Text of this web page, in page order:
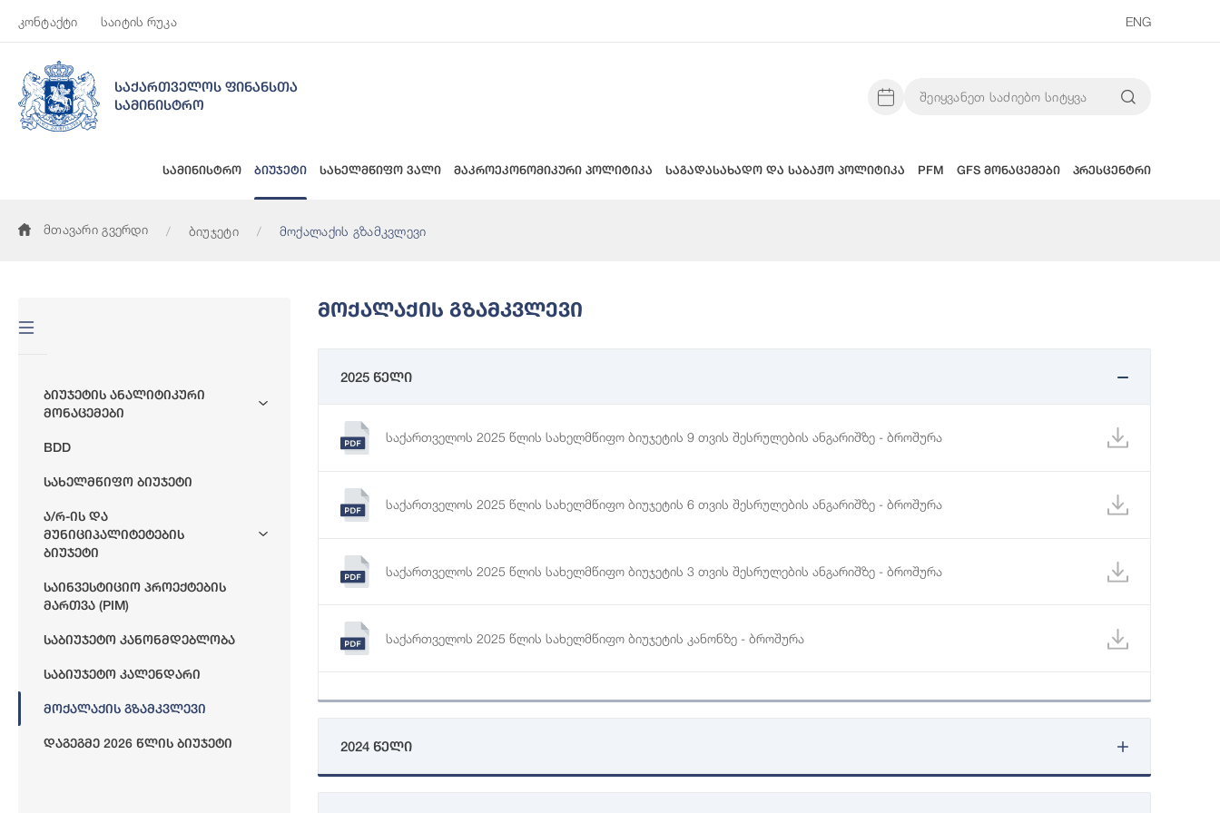
კონტაქტი საიტის რუკა ENG
საქართველოს ფინანსთა
სამინისტრო
სამინისტრო ბიუჯეტი სახელმწიფო ვალი მაკროეკონომიკური პოლიტიკა საგადასახადო და საბაჟო პოლიტიკა PFM GFS მონაცემები პრესცენტრი
მთავარი გვერდი ბიუჯეტი მოქალაქის გზამკვლევი
Ბიუჯეტის Ანალიტიკური
Მონაცემები
BDD
Სახელმწიფო Ბიუჯეტი
Ა/რ-Ის Და
Მუნიციპალიტეტების
Ბიუჯეტი
Საინვესტიციო Პროექტების
Მართვა (PIM)
Საბიუჯეტო Კანონმდებლობა
Საბიუჯეტო Კალენდარი
Მოქალაქის Გზამკვლევი
Დაგეგმე 2026 Წლის Ბიუჯეტი
Მოქალაქის Გზამკვლევი
2025 წელი
საქართველოს 2025 წლის სახელმწიფო ბიუჯეტის 9 თვის შესრულების ანგარიშზე - ბროშურა
საქართველოს 2025 წლის სახელმწიფო ბიუჯეტის 6 თვის შესრულების ანგარიშზე - ბროშურა
საქართველოს 2025 წლის სახელმწიფო ბიუჯეტის 3 თვის შესრულების ანგარიშზე - ბროშურა
საქართველოს 2025 წლის სახელმწიფო ბიუჯეტის კანონზე - ბროშურა
საქართველოს 2025 წლის სახელმწიფო ბიუჯეტის კანონის პროექტზე -მოქალაქის გზამკვლევი
2024 წელი